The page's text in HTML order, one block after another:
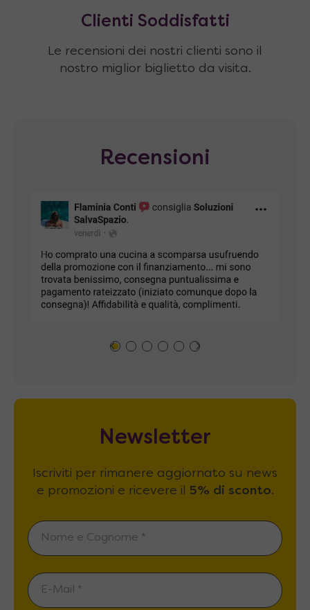
Clienti Soddisfatti
Le recensioni dei nostri clienti sono il
nostro miglior biglietto da visita.
Recensioni
Newsletter
Iscriviti per rimanere aggiornato su news
e promozioni e ricevere il 5% di sconto.